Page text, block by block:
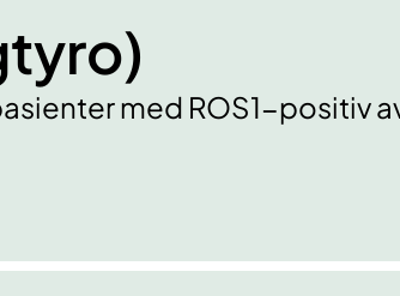
med ROS1-positiv